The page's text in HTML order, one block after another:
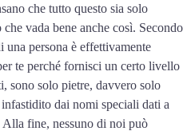
che tutto questo sia solo
vada bene anche così. Secondo
una persona è effettivamente
te perché fornisci un certo livello
sono solo pietre, davvero solo
dai nomi speciali dati a
fine, nessuno di noi può